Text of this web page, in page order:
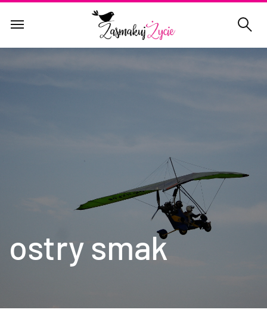
ostry smak